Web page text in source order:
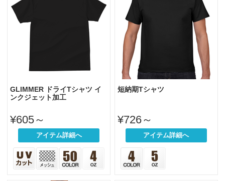
GLIMMER ドライTシャツ イ
ンクジェット加工
¥605～
アイテム詳細へ
短納期Tシャツ
¥726～
アイテム詳細へ